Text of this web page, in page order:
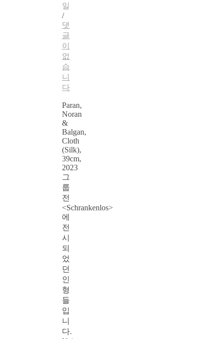
일
/
댓
글
이
없
습
니
다
Paran,
Noran
&
Balgan,
Cloth
(Silk),
39cm,
2023
그
룹
전
<Schrankenlos>
에
전
시
되
었
던
인
형
들
입
니
다.